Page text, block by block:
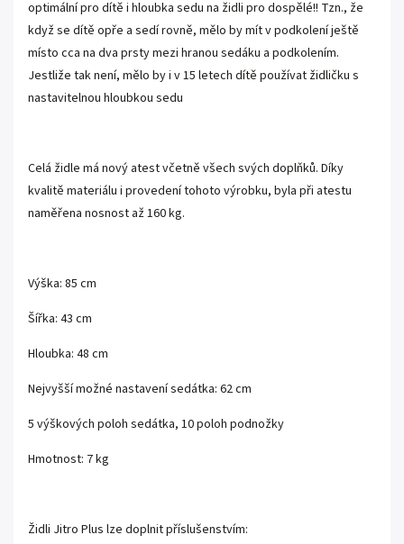
optimální pro dítě i hloubka sedu na židli pro dospělé!! Tzn., že
když se dítě opře a sedí rovně, mělo by mít v podkolení ještě
místo cca na dva prsty mezi hranou sedáku a podkolením.
Jestliže tak není, mělo by i v 15 letech dítě používat židličku s
nastavitelnou hloubkou sedu
Celá židle má nový atest včetně všech svých doplňků. Díky
kvalitě materiálu i provedení tohoto výrobku, byla při atestu
naměřena nosnost až 160 kg.
Výška: 85 cm
Šířka: 43 cm
Hloubka: 48 cm
Nejvyšší možné nastavení sedátka: 62 cm
5 výškových poloh sedátka, 10 poloh podnožky
Hmotnost: 7 kg
Židli Jitro Plus lze doplnit příslušenstvím: